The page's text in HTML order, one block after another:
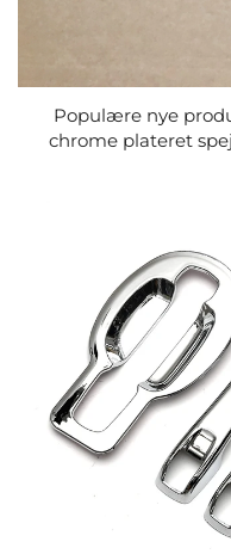
Populære nye
chrome plateret